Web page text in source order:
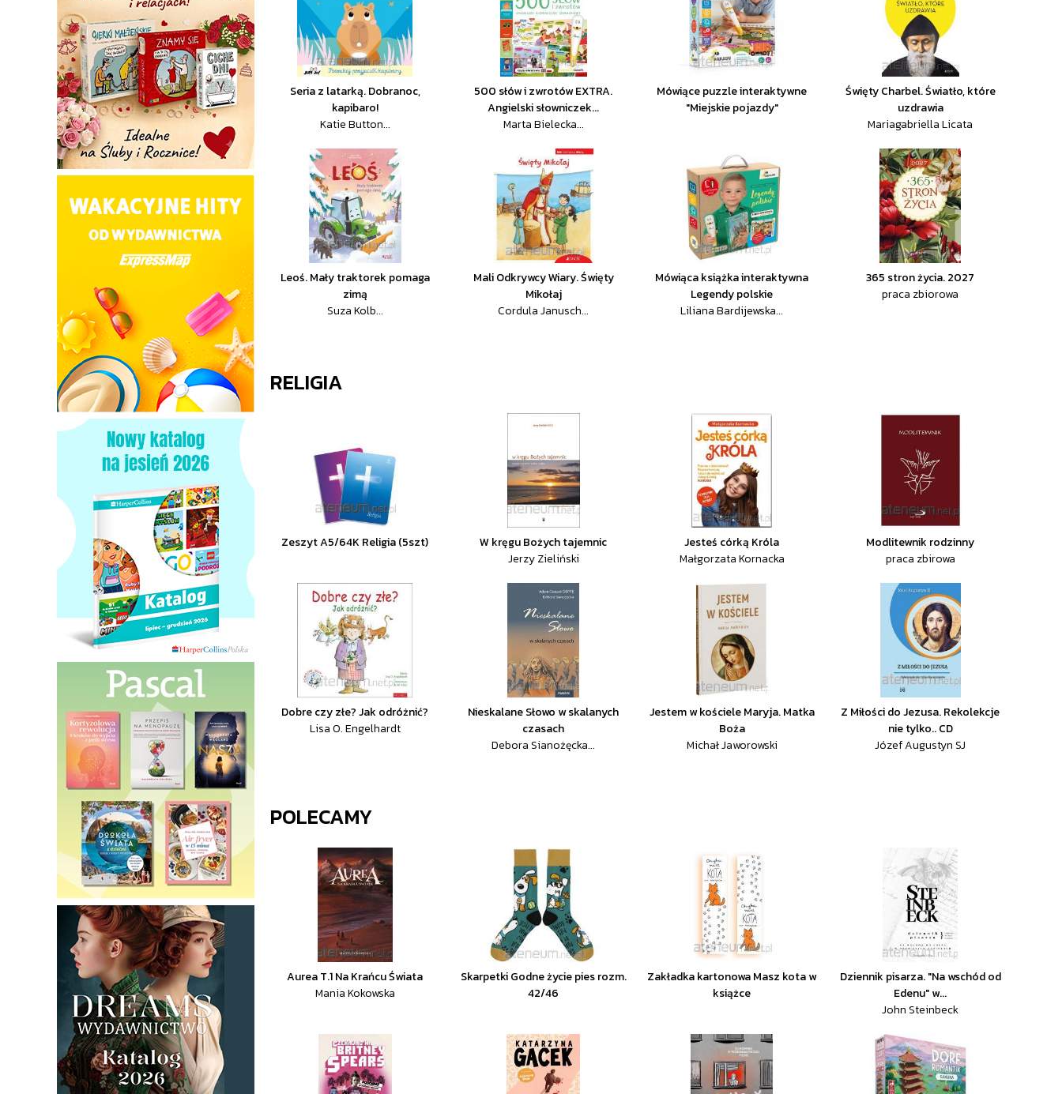
Seria z latarką. Dobranoc,
kapibaro!
Katie Button...
500 słów i zwrotów EXTRA.
Angielski słowniczek...
Marta Bielecka...
Mówiące puzzle interaktywne
"Miejskie pojazdy"
Święty Charbel. Światło, które
uzdrawia
Mariagabriella Licata
Leoś. Mały traktorek pomaga
zimą
Suza Kolb...
Mali Odkrywcy Wiary. Święty
Mikołaj
Cordula Janusch...
Mówiąca książka interaktywna
Legendy polskie
Liliana Bardijewska...
365 stron życia. 2027
praca zbiorowa
RELIGIA
Zeszyt A5/64K Religia (5szt)
W kręgu Bożych tajemnic
Jerzy Zieliński
Jesteś córką Króla
Małgorzata Kornacka
Modlitewnik rodzinny
praca zbirowa
Dobre czy złe? Jak odróżnić?
Lisa O. Engelhardt
Nieskalane Słowo w skalanych
czasach
Debora Sianożęcka...
Jestem w kościele Maryja. Matka
Boża
Michał Jaworowski
Z Miłości do Jezusa. Rekolekcje
nie tylko.. CD
Józef Augustyn SJ
POLECAMY
Aurea T.1 Na Krańcu Świata
Mania Kokowska
Skarpetki Godne życie pies rozm.
42/46
Zakładka kartonowa Masz kota w
książce
Dziennik pisarza. "Na wschód od
Edenu" w...
John Steinbeck